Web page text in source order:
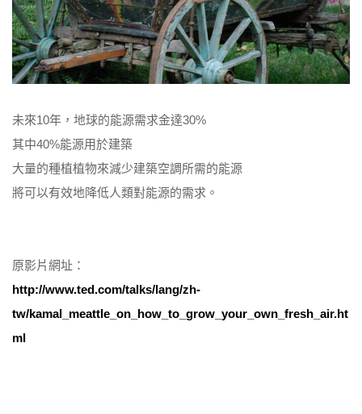
未來10年，地球的能源需求金達30%
其中40%能源用於建築
大量的種植植物來減少建築空調所需的能源
將可以有效地降低人類對能源的需求。
原影片網址：
http://www.ted.com/talks/lang/zh-
tw/kamal_meattle_on_how_to_grow_your_own_fresh_air.ht
ml